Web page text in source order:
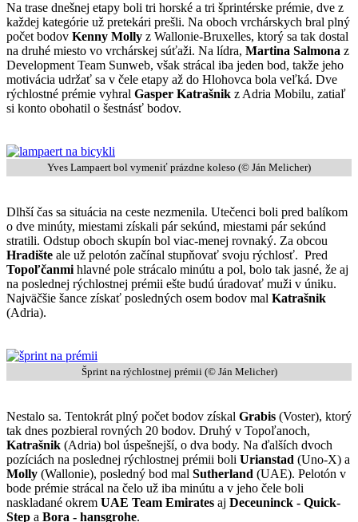
Na trase dnešnej etapy boli tri horské a tri šprintérske prémie, dve z
každej kategórie už pretekári prešli. Na oboch vrchárskych bral plný
počet bodov Kenny Molly z Wallonie-Bruxelles, ktorý sa tak dostal
na druhé miesto vo vrchárskej súťaži. Na lídra, Martina Salmona z
Development Team Sunweb, však strácal iba jeden bod, takže jeho
motivácia udržať sa v čele etapy až do Hlohovca bola veľká. Dve
rýchlostné prémie vyhral Gasper Katrašnik z Adria Mobilu, zatiaľ
si konto obohatil o šestnásť bodov.
Yves Lampaert bol vymeniť prázdne koleso (© Ján Melicher)
Dlhší čas sa situácia na ceste nezmenila. Utečenci boli pred balíkom
o dve minúty, miestami získali pár sekúnd, miestami pár sekúnd
stratili. Odstup oboch skupín bol viac-menej rovnaký. Za obcou
Hradište ale už pelotón začínal stupňovať svoju rýchlosť. Pred
Topoľčanmi hlavné pole strácalo minútu a pol, bolo tak jasné, že aj
na poslednej rýchlostnej prémii ešte budú úradovať muži v úniku.
Najväčšie šance získať posledných osem bodov mal Katrašnik
(Adria).
Šprint na rýchlostnej prémii (© Ján Melicher)
Nestalo sa. Tentokrát plný počet bodov získal Grabis (Voster), ktorý
tak dnes pozbieral rovných 20 bodov. Druhý v Topoľanoch,
Katrašnik (Adria) bol úspešnejší, o dva body. Na ďalších dvoch
pozíciách na poslednej rýchlostnej prémii boli Urianstad (Uno-X) a
Molly (Wallonie), posledný bod mal Sutherland (UAE). Pelotón v
bode prémie strácal na čelo už iba minútu a v jeho čele boli
naskladané okrem UAE Team Emirates aj Deceuninck - Quick-
Step a Bora - hansgrohe.